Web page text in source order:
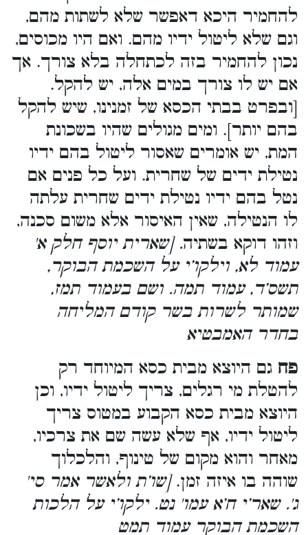
להחמיר היכא דאפשר שלא לשתות מהם,
וגם שלא ליטול ידיו מהם. ואם היו מכוסים,
נכון להחמיר בזה לכתחלה בלא צורך. אך
אם יש לו צורך במים אלה, יש להקל.
[ובפרט בבתי הכסא של זמנינו, שיש להקל
בהם יותר]. ומים מגולים שהיו בשכונת
המת, יש אומרים שאסור ליטול בהם ידיו
נטילת ידים של שחרית. ועל כל פנים אם
נטל בהם ידיו נטילת ידים שחרית עלתה
לו הנטילה, שאין האיסור אלא משום סכנה,
וזהו דוקא בשתיה. [שארית יוסף חלק א'
עמוד לא, וילקו’י על השכמת הבוקר,
תשס’ד, עמוד תמה. ושם בעמוד תמז,
שמותר לשרות בשר קודם המליחה
בחדר האמבטיא
פח גם היוצא מבית כסא המיוחד רק
להטלת מי רגלים, צריך ליטול ידיו, וכן
היוצא מבית כסא הקבוע במטוס צריך
ליטול ידיו, אף שלא עשה שם את צרכיו,
מאחר והוא מקום של טינוף, והלכלוך
שוהה בו איזה זמן.[שו’ת ולאשר אמר סי'
ג'. שאר’י ח’א עמו' נט. ילקו’י על הלכות
השכמת הבוקר עמוד תמט